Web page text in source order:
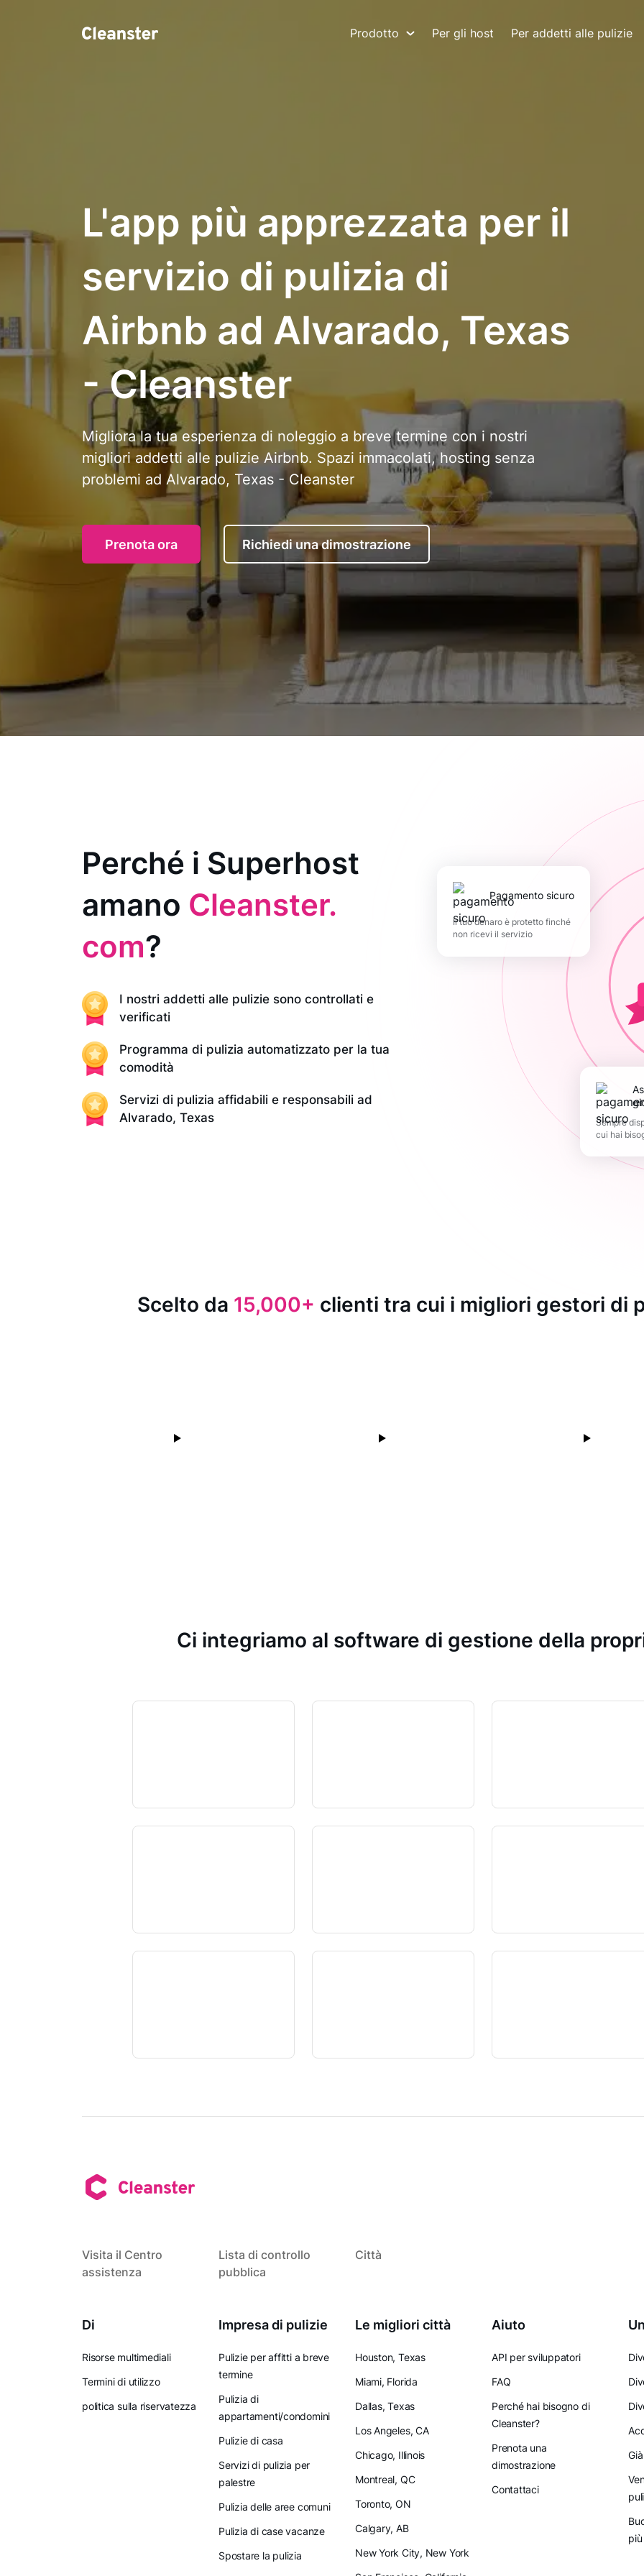
Prodotto Per gli host Per addetti alle pulizie
L'app più apprezzata per il
servizio di pulizia di
Airbnb ad Alvarado, Texas
- Cleanster
Migliora la tua esperienza di noleggio a breve termine con i nostri
migliori addetti alle pulizie Airbnb. Spazi immacolati, hosting senza
problemi ad Alvarado, Texas - Cleanster
Prenota ora Richiedi una dimostrazione
Perché i Superhost
amano Cleanster.
com?
I nostri addetti alle pulizie sono controllati e
verificati
Programma di pulizia automatizzato per la tua
comodità
Servizi di pulizia affidabili e responsabili ad
Alvarado, Texas
pagamento sicuro
Il tuo denaro è protetto finché
non ricevi il servizio
Assistenza 365
Sempre
cui hai
Scelto da 15,000+ clienti tra cui i migliori gestori di
Ci integriamo al software di gestione della
Visita il Centro
assistenza
Lista di controllo
pubblica
Città
Di
Risorse multimediali
Termini di utilizzo
politica sulla riservatezza
Impresa di pulizie
Pulizie per affitti a breve
termine
Pulizia di
appartamenti/condomini
Pulizie di casa
Servizi di pulizia per
palestre
Pulizia delle aree comuni
Pulizia di case vacanze
Spostare la pulizia
Le migliori città
Houston, Texas
Miami, Florida
Dallas, Texas
Los Angeles, CA
Chicago, Illinois
Montreal, QC
Toronto, ON
Calgary, AB
New York City, New York
Aiuto
API per sviluppatori
FAQ
Perché hai bisogno di
Cleanster?
Prenota una
dimostrazione
Contattaci